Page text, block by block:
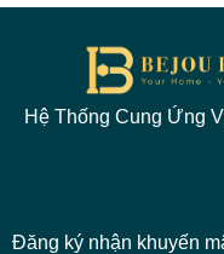
Hệ Thống Cung Ứng
Đăng ký nhận khuyến